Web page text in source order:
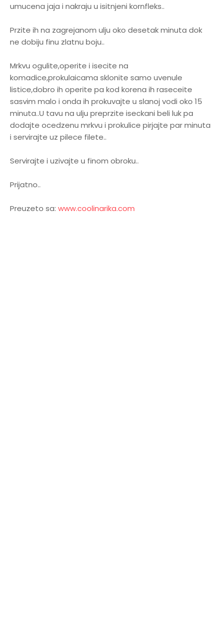
umucena jaja i nakraju u isitnjeni kornfleks..
Przite ih na zagrejanom ulju oko desetak minuta dok
ne dobiju finu zlatnu boju..
Mrkvu ogulite,operite i isecite na
komadice,prokulaicama sklonite samo uvenule
listice,dobro ih operite pa kod korena ih raseceite
sasvim malo i onda ih prokuvajte u slanoj vodi oko 15
minuta..U tavu na ulju preprzite iseckani beli luk pa
dodajte ocedzenu mrkvu i prokulice pirjajte par minuta
i servirajte uz pilece filete..
Servirajte i uzivajte u finom obroku..
Prijatno..
Preuzeto sa: www.coolinarika.com